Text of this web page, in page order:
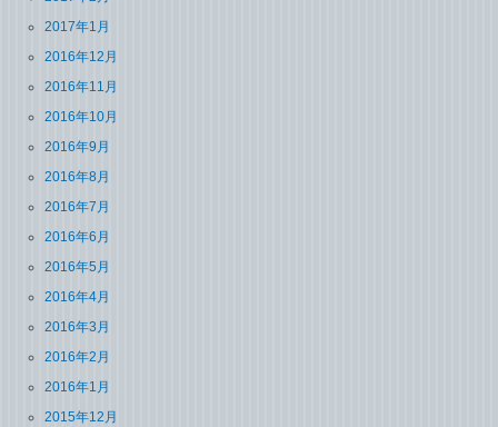
2017年1月
2016年12月
2016年11月
2016年10月
2016年9月
2016年8月
2016年7月
2016年6月
2016年5月
2016年4月
2016年3月
2016年2月
2016年1月
2015年12月